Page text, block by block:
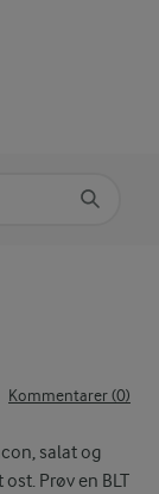
Kommentarer (0)
salat og
Prøv en BLT